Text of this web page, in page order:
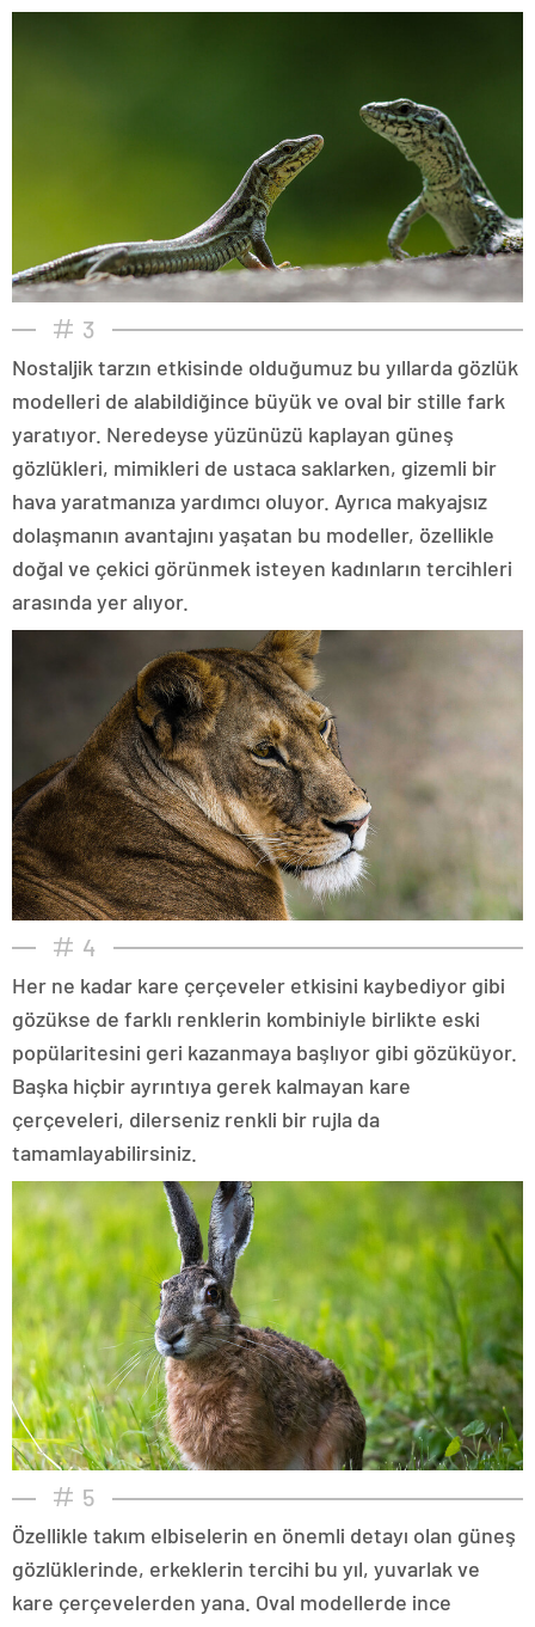
3
Nostaljik tarzın etkisinde olduğumuz bu yıllarda gözlük
modelleri de alabildiğince büyük ve oval bir stille fark
yaratıyor. Neredeyse yüzünüzü kaplayan güneş
gözlükleri, mimikleri de ustaca saklarken, gizemli bir
hava yaratmanıza yardımcı oluyor. Ayrıca makyajsız
dolaşmanın avantajını yaşatan bu modeller, özellikle
doğal ve çekici görünmek isteyen kadınların tercihleri
arasında yer alıyor.
4
Her ne kadar kare çerçeveler etkisini kaybediyor gibi
gözükse de farklı renklerin kombiniyle birlikte eski
popülaritesini geri kazanmaya başlıyor gibi gözüküyor.
Başka hiçbir ayrıntıya gerek kalmayan kare
çerçeveleri, dilerseniz renkli bir rujla da
tamamlayabilirsiniz.
5
Özellikle takım elbiselerin en önemli detayı olan güneş
gözlüklerinde, erkeklerin tercihi bu yıl, yuvarlak ve
kare çerçevelerden yana. Oval modellerde ince